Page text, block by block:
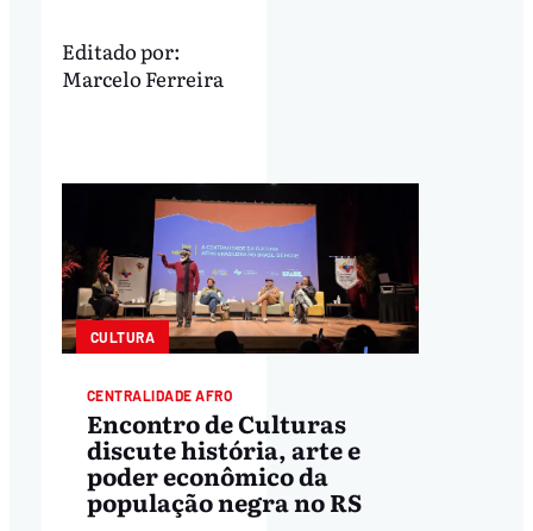
Editado por:
Marcelo Ferreira
CULTURA
CENTRALIDADE AFRO
Encontro de Culturas
discute história, arte e
poder econômico da
população negra no RS